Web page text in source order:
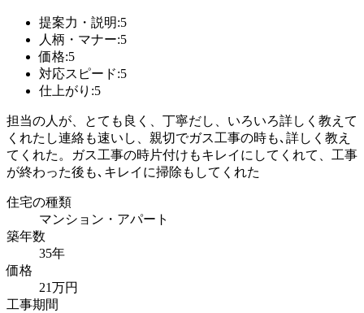
提案力・説明:5
人柄・マナー:5
価格:5
対応スピード:5
仕上がり:5
担当の人が、とても良く、丁寧だし、いろいろ詳しく教えて
くれたし連絡も速いし、親切でガス工事の時も､詳しく教え
てくれた。ガス工事の時片付けもキレイにしてくれて、工事
が終わった後も､キレイに掃除もしてくれた
住宅の種類
マンション・アパート
築年数
35年
価格
21万円
工事期間